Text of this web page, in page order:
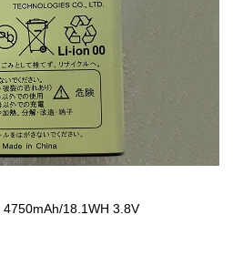
4750mAh/18.1WH 3.8V